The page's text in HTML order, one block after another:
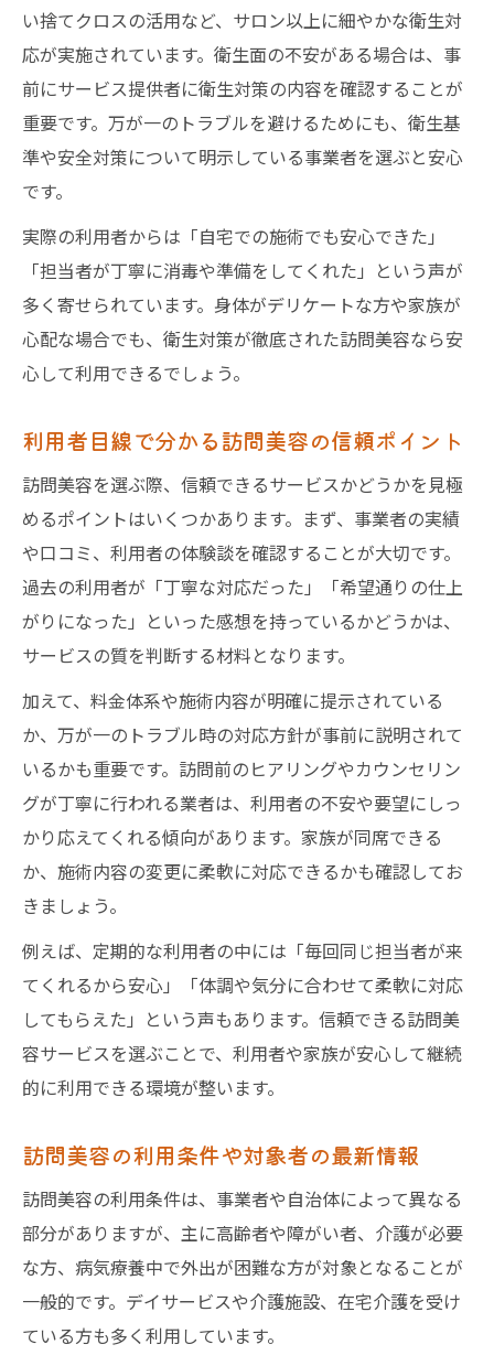
い捨てクロスの活用など、サロン以上に細やかな衛生対
応が実施されています。衛生面の不安がある場合は、事
前にサービス提供者に衛生対策の内容を確認することが
重要です。万が一のトラブルを避けるためにも、衛生基
準や安全対策について明示している事業者を選ぶと安心
です。
実際の利用者からは「自宅での施術でも安心できた」
「担当者が丁寧に消毒や準備をしてくれた」という声が
多く寄せられています。身体がデリケートな方や家族が
心配な場合でも、衛生対策が徹底された訪問美容なら安
心して利用できるでしょう。
利用者目線で分かる訪問美容の信頼ポイント
訪問美容を選ぶ際、信頼できるサービスかどうかを見極
めるポイントはいくつかあります。まず、事業者の実績
や口コミ、利用者の体験談を確認することが大切です。
過去の利用者が「丁寧な対応だった」「希望通りの仕上
がりになった」といった感想を持っているかどうかは、
サービスの質を判断する材料となります。
加えて、料金体系や施術内容が明確に提示されている
か、万が一のトラブル時の対応方針が事前に説明されて
いるかも重要です。訪問前のヒアリングやカウンセリン
グが丁寧に行われる業者は、利用者の不安や要望にしっ
かり応えてくれる傾向があります。家族が同席できる
か、施術内容の変更に柔軟に対応できるかも確認してお
きましょう。
例えば、定期的な利用者の中には「毎回同じ担当者が来
てくれるから安心」「体調や気分に合わせて柔軟に対応
してもらえた」という声もあります。信頼できる訪問美
容サービスを選ぶことで、利用者や家族が安心して継続
的に利用できる環境が整います。
訪問美容の利用条件や対象者の最新情報
訪問美容の利用条件は、事業者や自治体によって異なる
部分がありますが、主に高齢者や障がい者、介護が必要
な方、病気療養中で外出が困難な方が対象となることが
一般的です。デイサービスや介護施設、在宅介護を受け
ている方も多く利用しています。